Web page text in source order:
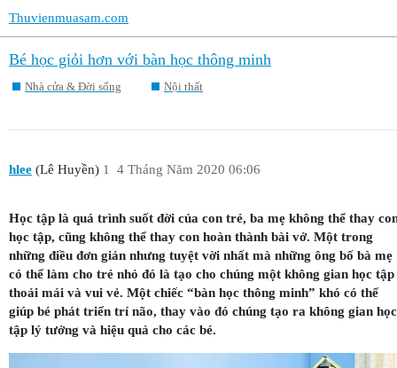
Thuvienmuasam.com
Bé học giỏi hơn với bàn học thông minh
Nhà cửa & Đời sống Nội thất
hlee (Lê Huyền) 4 Tháng Năm 2020 06:06
1
Học tập là quá trình suốt đời của con trẻ, ba mẹ không thể thay
học tập, cũng không thể thay con hoàn thành bài vở. Một trong
những điều đơn giản nhưng tuyệt vời nhất mà những ông bố bà mẹ
có thể làm cho trẻ nhỏ đó là tạo cho chúng một không gian học tập
thoải mái và vui vẻ. Một chiếc “bàn học thông minh” khó có thể
giúp bé phát triển trí não, thay vào đó chúng tạo ra không gian học
tập lý tưởng và hiệu quả cho các bé.